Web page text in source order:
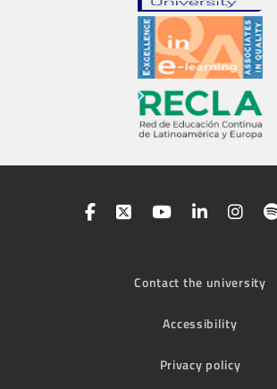
Contact the university
Accessibility
Privacy policy